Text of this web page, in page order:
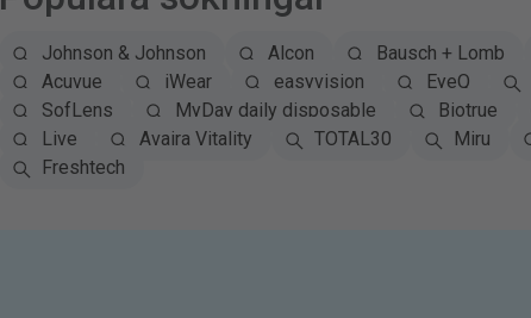
Johnson & Johnson Alcon Bausch + Lomb
Acuvue
iWear easyvision EyeQ
SofLens
MyDay daily disposable Biotrue
Live
Avaira Vitality TOTAL30 Miru
Freshtech